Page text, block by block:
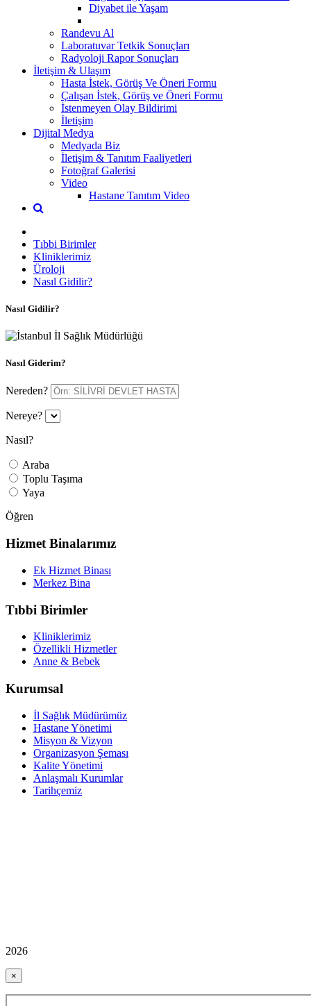
Diyabet ile Yaşam
Randevu Al
Laboratuvar Tetkik Sonuçları
Radyoloji Rapor Sonuçları
İletişim & Ulaşım
Hasta İstek, Görüş Ve Öneri Formu
Çalışan İstek, Görüş ve Öneri Formu
İstenmeyen Olay Bildirimi
İletişim
Dijital Medya
Medyada Biz
İletişim & Tanıtım Faaliyetleri
Fotoğraf Galerisi
Video
Hastane Tanıtım Video
Tıbbi Birimler
Kliniklerimiz
Üroloji
Nasıl Gidilir?
Nasıl Gidilir?
Nasıl Giderim?
Nereden?
Nereye?
Nasıl?
Araba
Toplu Taşıma
Yaya
Öğren
Hizmet Binalarımız
Ek Hizmet Binası
Merkez Bina
Tıbbi Birimler
Kliniklerimiz
Özellikli Hizmetler
Anne & Bebek
Kurumsal
İl Sağlık Müdürümüz
Hastane Yönetimi
Misyon & Vizyon
Organizasyon Şeması
Kalite Yönetimi
Anlaşmalı Kurumlar
Tarihçemiz
2026
×